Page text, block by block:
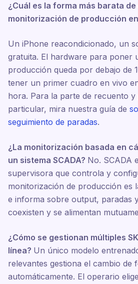
¿Cuál es la forma más barata
monitorización de producción
Un iPhone reacondicionado, un
gratuita. El hardware para poner
producción queda por debajo de
tener un primer cuadro en vivo
hora. Para la parte de recuento y
particular, mira nuestra guía de
seguimiento de paradas.
¿La monitorización basada en
un sistema SCADA? No. SCADA
supervisora que controla y
monitorización de producción es
e informa sobre output, paradas
coexisten y se alimentan
¿Cómo se gestionan múltiples
línea? Un único modelo
relevantes gestiona el cambio de
automáticamente. El operario